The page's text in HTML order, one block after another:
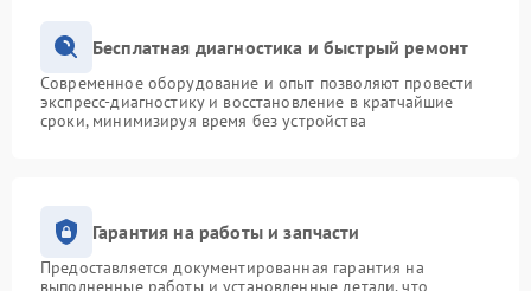
Бесплатная диагностика и быстрый ремонт
Современное оборудование и опыт позволяют провести
экспресс-диагностику и восстановление в кратчайшие
сроки, минимизируя время без устройства
Гарантия на работы и запчасти
Предоставляется документированная гарантия на
выполненные работы и установленные детали, что